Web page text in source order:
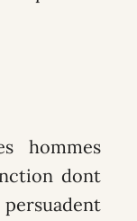
hommes
dont